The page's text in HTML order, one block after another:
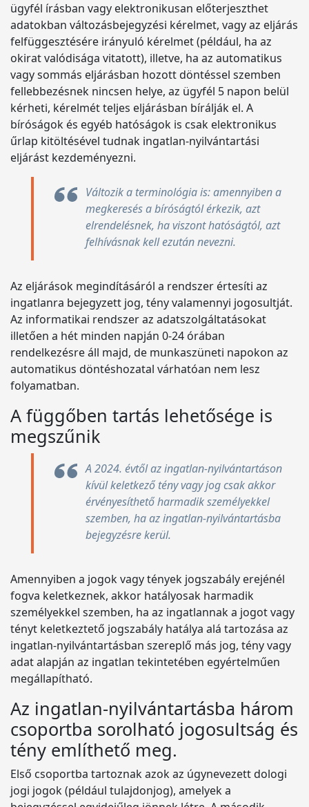
ügyfél írásban vagy elektronikusan előterjeszthet
adatokban változásbejegyzési kérelmet, vagy az eljárás
felfüggesztésére irányuló kérelmet (például, ha az
okirat valódisága vitatott), illetve, ha az automatikus
vagy sommás eljárásban hozott döntéssel szemben
fellebbezésnek nincsen helye, az ügyfél 5 napon belül
kérheti, kérelmét teljes eljárásban bírálják el. A
bíróságok és egyéb hatóságok is csak elektronikus
űrlap kitöltésével tudnak ingatlan-nyilvántartási
eljárást kezdeményezni.
Változik a terminológia is: amennyiben a
megkeresés a bíróságtól érkezik, azt
elrendelésnek, ha viszont hatóságtól, azt
felhívásnak kell ezután nevezni.
Az eljárások megindításáról a rendszer értesíti az
ingatlanra bejegyzett jog, tény valamennyi jogosultját.
Az informatikai rendszer az adatszolgáltatásokat
illetően a hét minden napján 0-24 órában
rendelkezésre áll majd, de munkaszüneti napokon az
automatikus döntéshozatal várhatóan nem lesz
folyamatban.
A függőben tartás lehetősége is
megszűnik
A 2024. évtől az ingatlan-nyilvántartáson
kívül keletkező tény vagy jog csak akkor
érvényesíthető harmadik személyekkel
szemben, ha az ingatlan-nyilvántartásba
bejegyzésre kerül.
Amennyiben a jogok vagy tények jogszabály erejénél
fogva keletkeznek, akkor hatályosak harmadik
személyekkel szemben, ha az ingatlannak a jogot vagy
tényt keletkeztető jogszabály hatálya alá tartozása az
ingatlan-nyilvántartásban szereplő más jog, tény vagy
adat alapján az ingatlan tekintetében egyértelműen
megállapítható.
Az ingatlan-nyilvántartásba három
csoportba sorolható jogosultság és
tény említhető meg.
Első csoportba tartoznak azok az úgynevezett dologi
jogi jogok (például tulajdonjog), amelyek a